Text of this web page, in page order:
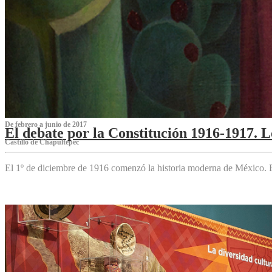
De febrero a junio de 2017
El debate por la Constitución 1916-1917.
Castillo de Chapultepec
El 1º de diciembre de 1916 comenzó la historia moderna de